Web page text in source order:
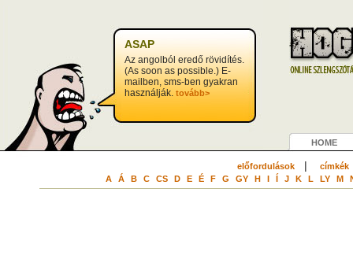
ASAP
Az angolból eredő rövidítés.
(As soon as possible.) E-
mailben, sms-ben gyakran
használják. tovább>
HOME
előfordulások| címkék
A Á B C CS D E É F G GY H I Í J K L LY M